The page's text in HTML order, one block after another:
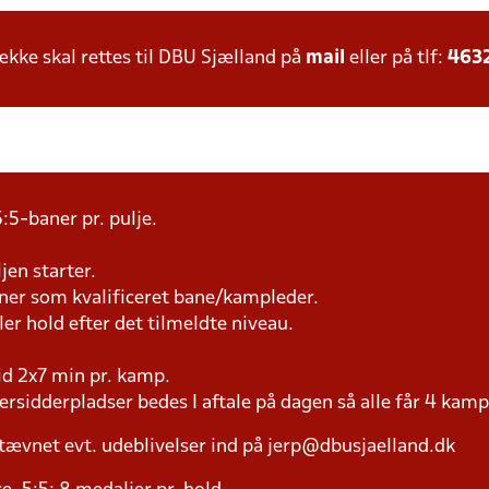
skal rettes til DBU Sjælland på mail eller på tlf:
baner pr. pulje.
starter.
som kvalificeret bane/kampleder.
hold efter det tilmeldte niveau.
2x7 min pr. kamp.
bedes I aftale på dagen så alle får 4
evt. udeblivelser ind på jerp@dbusjaelland.dk